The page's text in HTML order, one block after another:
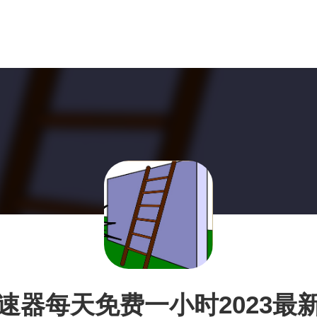
器每天免费一小时2023最